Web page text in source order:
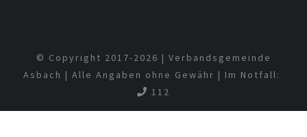
© Copyright 2017-2026 | Verbandsgemeinde
Asbach | Alle Angaben ohne Gewähr | Im Notfall:
112